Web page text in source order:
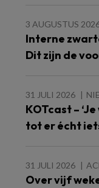
3 AUGUSTUS
Interne
Dit zijn de
31 JULI 2026
KOTcast –
tot er écht
31 JULI 2026
Over vijf